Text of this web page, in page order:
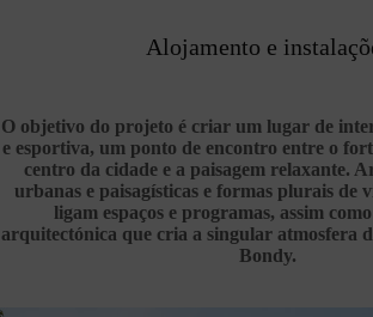
Alojamento e
O objetivo do projeto é criar um lugar de
e esportiva, um ponto de encontro entre o
centro da cidade e a paisagem relaxante.
urbanas e paisagísticas e formas plurais de
ligam espaços e programas, assim
arquitectónica que cria a singular atmosfera
Bondy.